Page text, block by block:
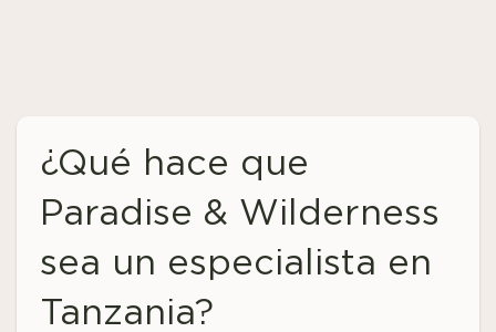
¿Qué hace que
Paradise & Wilderness
sea un especialista en
Tanzania?